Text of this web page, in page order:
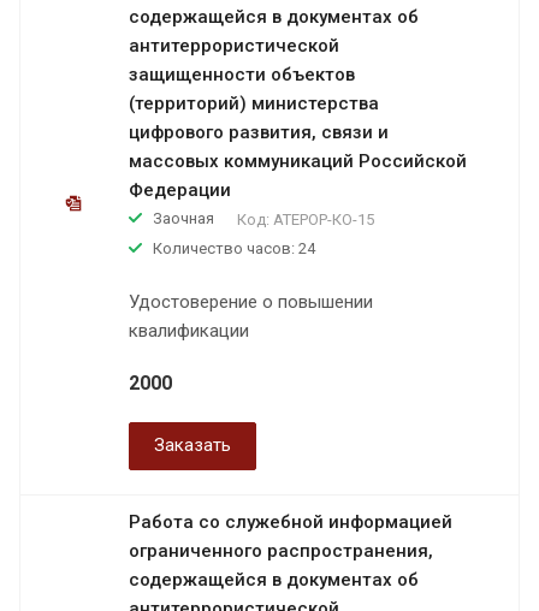
содержащейся в документах об
антитеррористической
защищенности объектов
(территорий) министерства
цифрового развития, связи и
массовых коммуникаций Российской
Федерации
Заочная Код: АТЕРОР-КО-15
Количество часов: 24
Удостоверение о повышении
квалификации
2000
Заказать
Работа со служебной информацией
ограниченного распространения,
содержащейся в документах об